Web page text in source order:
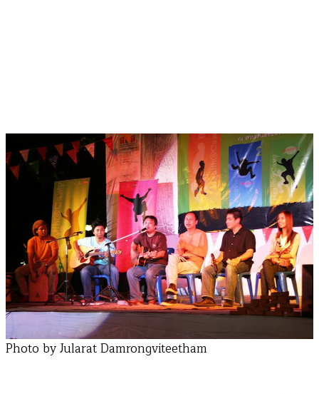
Photo by Jularat Damrongviteetham